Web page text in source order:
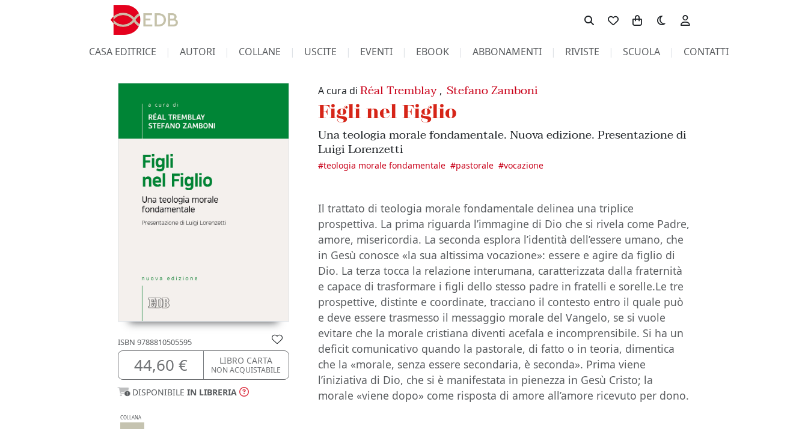
Toggle theme
CASA EDITRICE AUTORI COLLANE USCITE EVENTI EBOOK ABBONAMENTI RIVISTE SCUOLA CONTATTI
ISBN 9788810505595
44,60 € LIBRO CARTA
NON ACQUISTABILE
DISPONIBILE IN LIBRERIA
COLLANA
A cura diRéal Tremblay ,Stefano Zamboni
Figli nel Figlio
Una teologia morale fondamentale. Nuova edizione. Presentazione di
Luigi Lorenzetti
#teologia morale fondamentale #pastorale #vocazione
Il trattato di teologia morale fondamentale delinea una triplice
prospettiva. La prima riguarda l’immagine di Dio che si rivela come Padre,
amore, misericordia. La seconda esplora l’identità dell’essere umano, che
in Gesù conosce «la sua altissima vocazione»: essere e agire da figlio di
Dio. La terza tocca la relazione interumana, caratterizzata dalla fraternità
e capace di trasformare i figli dello stesso padre in fratelli e sorelle.Le tre
prospettive, distinte e coordinate, tracciano il contesto entro il quale può
e deve essere trasmesso il messaggio morale del Vangelo, se si vuole
evitare che la morale cristiana diventi acefala e incomprensibile. Si ha un
deficit comunicativo quando la pastorale, di fatto o in teoria, dimentica
che la «morale, senza essere secondaria, è seconda». Prima viene
l’iniziativa di Dio, che si è manifestata in pienezza in Gesù Cristo; la
morale «viene dopo» come risposta di amore all’amore ricevuto per dono.